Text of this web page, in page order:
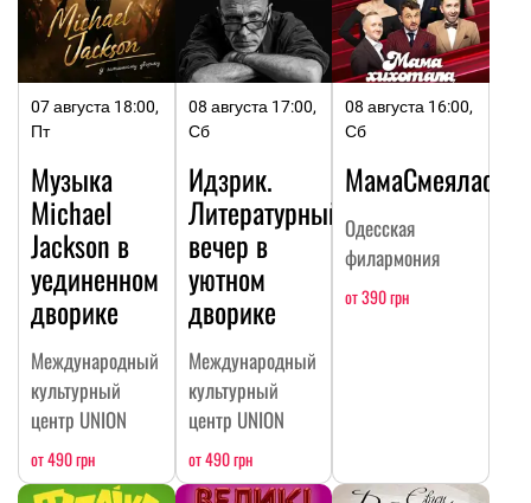
07 августа 18:00,
Пт
Музыка
Michael
Jackson в
уединенном
дворике
Международный
культурный
центр UNION
от 490 грн
08 августа 17:00,
Сб
Идзрик.
Литературный
вечер в
уютном
дворике
Международный
культурный
центр UNION
от 490 грн
08 августа 16:00,
Сб
МамаСмеялась
Одесская
филармония
от 390 грн